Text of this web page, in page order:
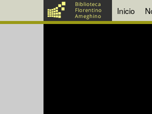
Inicio